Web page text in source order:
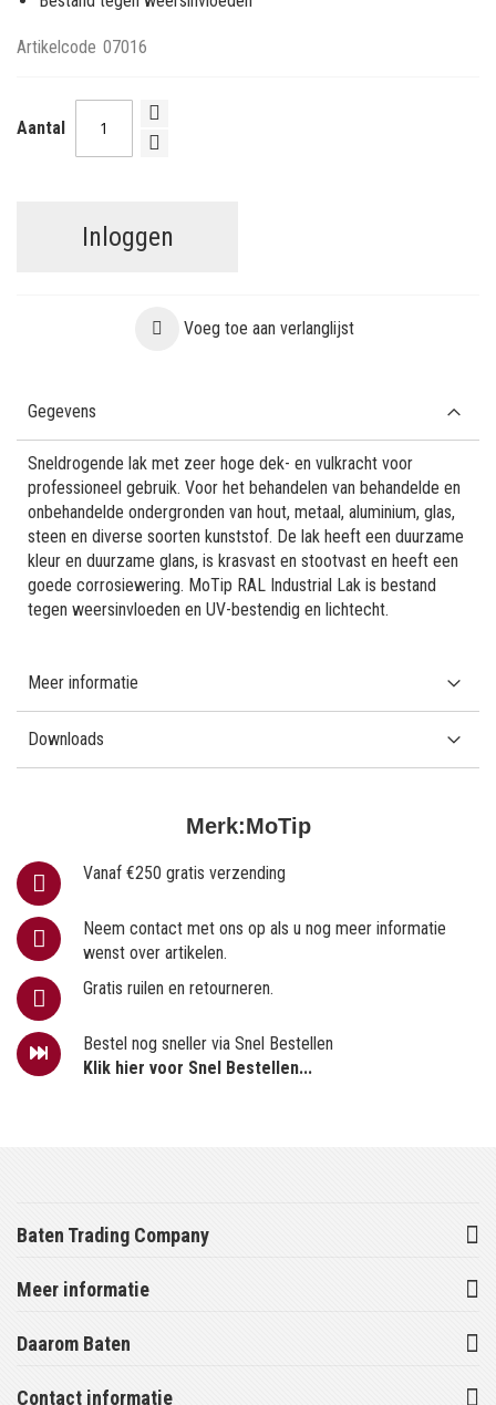
Artikelcode 07016
Aantal
Inloggen
Voeg toe aan verlanglijst
Merk:MoTip
Vanaf €250 gratis verzending
Neem contact met ons op als u nog meer informatie
wenst over artikelen.
Gratis ruilen en retourneren.
Bestel nog sneller via Snel Bestellen
Klik hier voor Snel Bestellen...
Gegevens
Sneldrogende lak met zeer hoge dek- en vulkracht voor
professioneel gebruik. Voor het behandelen van behandelde en
onbehandelde ondergronden van hout, metaal, aluminium, glas,
steen en diverse soorten kunststof. De lak heeft een duurzame
kleur en duurzame glans, is krasvast en stootvast en heeft een
goede corrosiewering. MoTip RAL Industrial Lak is bestand
tegen weersinvloeden en UV-bestendig en lichtecht.
Meer informatie
Downloads
Baten Trading Company
Meer informatie
Daarom Baten
Contact informatie